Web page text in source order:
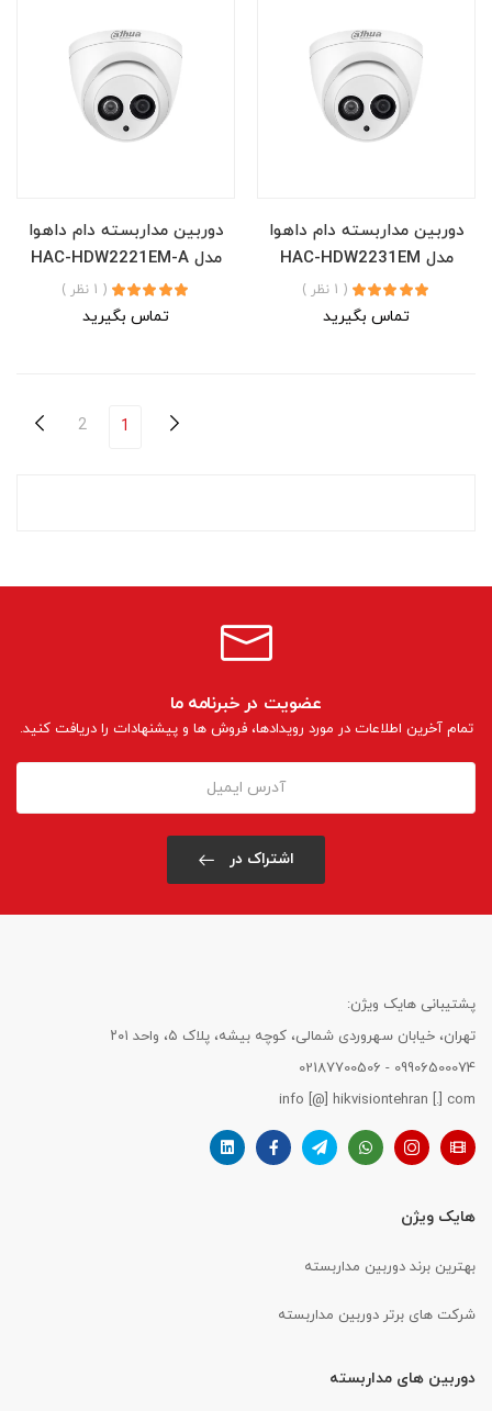
دوربین مداربسته دام داهوا
مدل HAC-HDW2231EM
( 1 نظر )
تماس بگیرید
دوربین مداربسته دام داهوا
مدل HAC-HDW2221EM-A
( 1 نظر )
تماس بگیرید
1
2
عضویت در خبرنامه ما
تمام آخرین اطلاعات در مورد رویدادها، فروش ها و پیشنهادات را دریافت کنید.
اشتراک در
پشتیبانی هایک ویژن:
تهران، خیابان سهروردی شمالی، کوچه بیشه، پلاک ۵، واحد ۲۰۱
09906500074 - 02187700506
info [@] hikvisiontehran [.] com
هایک ویژن
بهترین برند دوربین مداربسته
شرکت های برتر دوربین مداربسته
دوربین های مداربسته